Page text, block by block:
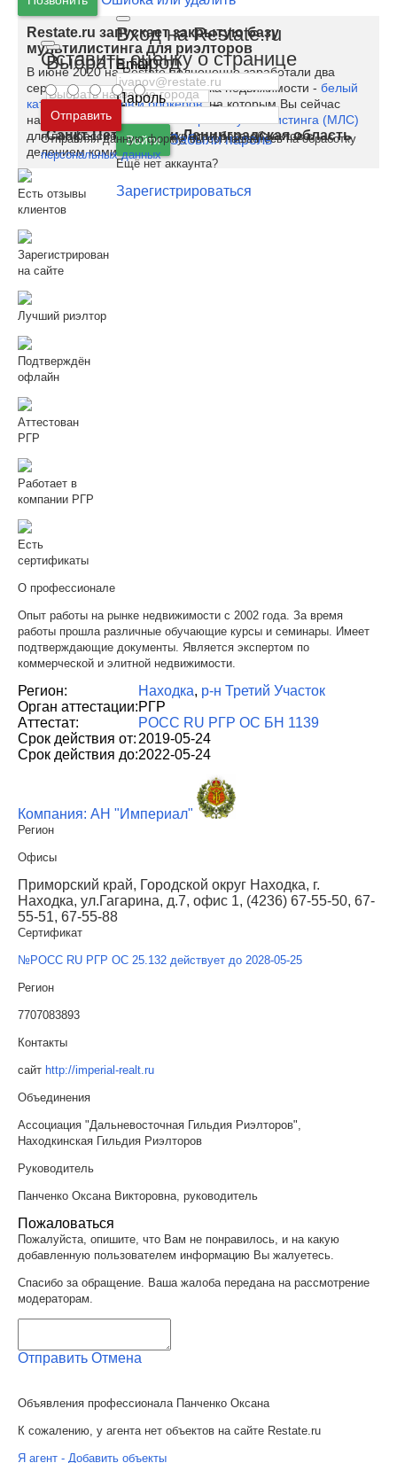
Выбрать город
Москва и
Московская область
Санкт-Петербург иЛенинградская область
Вход на Restate.ru
Email
Пароль
Войти Забыли пароль
Ещё нет аккаунта?
Зарегистрироваться
Restate.ru запускает закрытую базу
мультилистинга для риэлторов
В июне 2020 на Restate полноценно заработали два
сервиса для специалистов рынка недвижимости - белый
каталог риэлторов и брокеров, на которым Вы сейчас
находитесь, ибесплатный сервис мультилистинга (МЛС)
для профессионалов - закрытая база объектов с
делением комиссии.
Есть отзывы
клиентов
Зарегистрирован
на сайте
Лучший риэлтор
Подтверждён
офлайн
Аттестован
РГР
Работает в
компании РГР
Есть
сертификаты
О профессионале
Опыт работы на рынке недвижимости с 2002 года. За время
работы прошла различные обучающие курсы и семинары. Имеет
подтверждающие документы. Является экспертом по
коммерческой и элитной недвижимости.
Регион: Находка, р-н Третий Участок
Орган аттестации:РГР
Аттестат:
РОСС RU РГР OC БН 1139
Срок действия от: 2019-05-24
Срок действия до:2022-05-24
Компания: АН "Империал"
Регион
Офисы
Приморский край, Городской округ Находка, г.
Находка, ул.Гагарина, д.7, офис 1, (4236) 67-55-50, 67-
55-51, 67-55-88
Сертификат
№РОСС RU РГР ОС 25.132 действует до 2028-05-25
Регион
7707083893
Контакты
сайт http://imperial-realt.ru
Объединения
Ассоциация "Дальневосточная Гильдия Риэлторов",
Находкинская Гильдия Риэлторов
Руководитель
Панченко Оксана Викторовна, руководитель
Пожаловаться
Пожалуйста, опишите, что Вам не понравилось, и на какую
добавленную пользователем информацию Вы жалуетесь.
Спасибо за обращение. Ваша жалоба передана на рассмотрение
модераторам.
Отправить Отмена
Объявления профессионала Панченко Оксана
К сожалению, у агента нет объектов на сайте Restate.ru
Я агент - Добавить объекты
Оставить оценку о странице
Отправить
Отправляя данную форму, вы соглашаетесь на обработку
персональных данных